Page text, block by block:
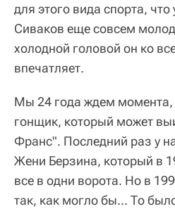
для этого вида спорта, что
Сиваков еще совсем
холодной головой он ко
впечатляет.
Мы 24 года ждем момента,
гонщик, который может
Франс". Последний раз у
Жени Берзина, который в
все в одни ворота. Но в
так, как могло бы... То